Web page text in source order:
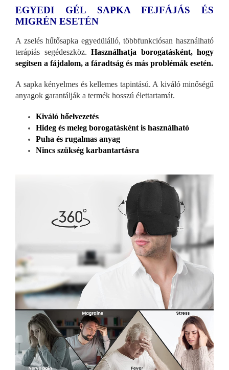
EGYEDI GÉL SAPKA FEJFÁJÁS ÉS
MIGRÉN ESETÉN
A zselés hűtősapka egyedülálló, többfunkciósan használható
terápiás segédeszköz. Használhatja borogatásként, hogy
segítsen a fájdalom, a fáradtság és más problémák esetén.
A sapka kényelmes és kellemes tapintású. A kiváló minőségű
anyagok garantálják a termék hosszú élettartamát.
Kiváló hőelvezetés
Hideg és meleg borogatásként is használható
Puha és rugalmas anyag
Nincs szükség karbantartásra